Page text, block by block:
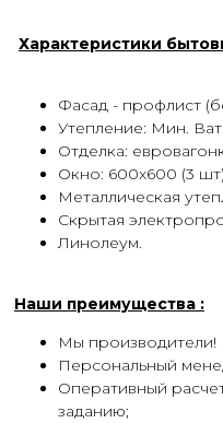
Характеристики
Фасад - профлист
Утепление: Мин.
Отделка:
Окно: 600х600 (3
Металлическая
Скрытая
Линолеум.
Наши преимущества :
Мы производители!
Персональный
Оперативный
заданию;